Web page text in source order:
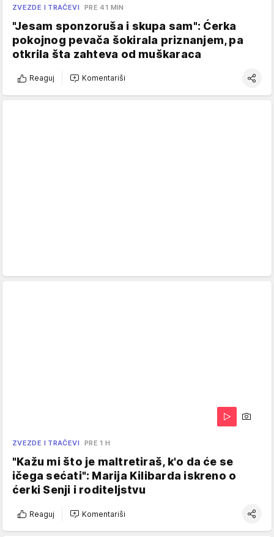
ZVEZDE I TRAČEVI PRE 41 MIN
"Jesam sponzoruša i skupa sam": Ćerka
pokojnog pevača šokirala priznanjem, pa
otkrila šta zahteva od muškaraca
Reaguj Komentariši
ZVEZDE I TRAČEVI PRE 1 H
"Kažu mi što je maltretiraš, k'o da će se
ičega sećati": Marija Kilibarda iskreno o
ćerki Senji i roditeljstvu
Reaguj Komentariši